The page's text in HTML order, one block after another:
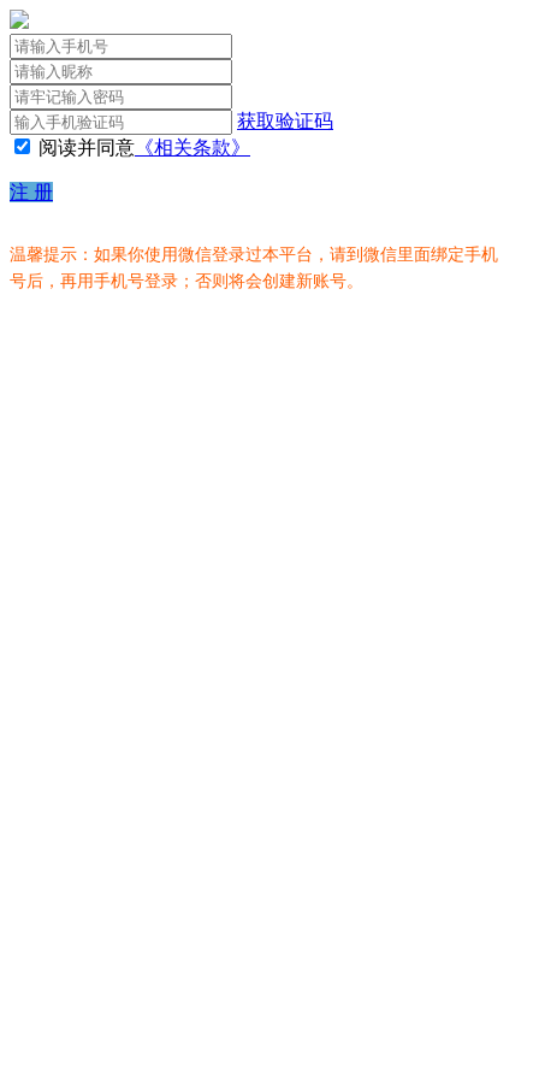
获取验证码
阅读并同意 《相关条款》
注 册
温馨提示：如果你使用微信登录过本平台，请到微信里面绑定手机
号后，再用手机号登录；否则将会创建新账号。